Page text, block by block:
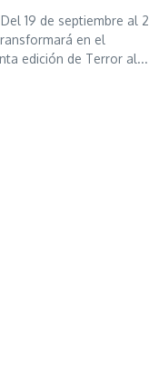
19 de septiembre al 2
en el
edición de Terror al...